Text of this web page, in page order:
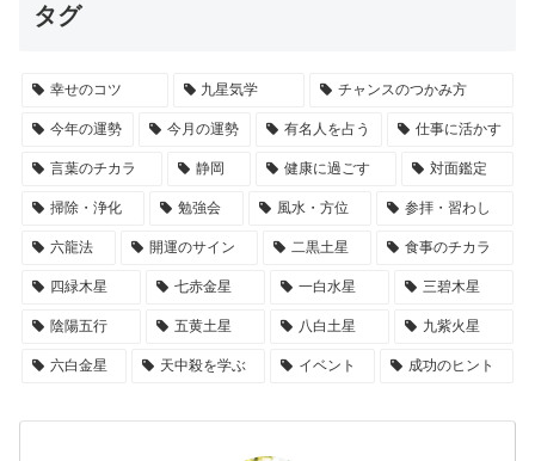
タグ
幸せのコツ 九星気学 チャンスのつかみ方
今年の運勢 今月の運勢 有名人を占う 仕事に活かす
言葉のチカラ 静岡 健康に過ごす 対面鑑定
掃除・浄化 勉強会 風水・方位 参拝・習わし
六龍法 開運のサイン 二黒土星 食事のチカラ
四緑木星 七赤金星 一白水星 三碧木星
陰陽五行 五黄土星 八白土星 九紫火星
六白金星 天中殺を学ぶ イベント 成功のヒント